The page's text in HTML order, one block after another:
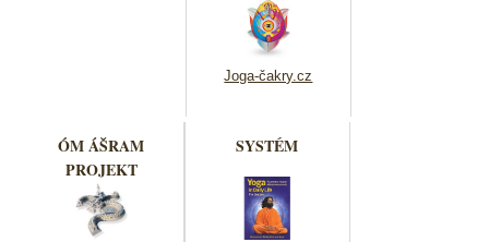
Joga-čakry.cz
ÓM ÁŠRAM
PROJEKT
SYSTÉM